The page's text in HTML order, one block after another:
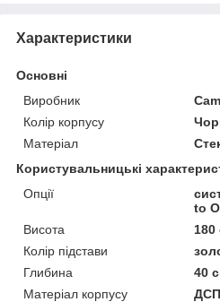
Характеристики
Основні
Виробник
Колір корпусу
Матеріал
Користувальницькі
Опції
to
Висота
180
Колір підстави
Глибина
40
Матеріал корпусу
ДСП